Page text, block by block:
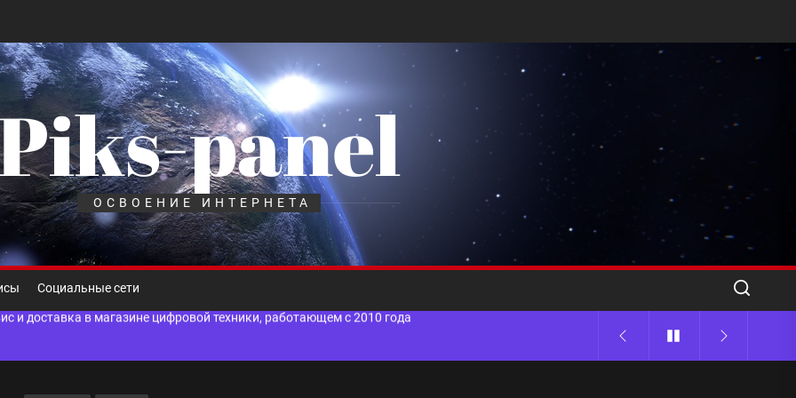
panel
ОСВОЕНИЕ ИНТЕРНЕТА
Социальные сети
принципы работы, риски и способы хранения криптовалют
для ногтевого сервиса, наращивания ресниц и депиляции
оптимизации для коммерческих веб-ресурсов
и доставка в магазине цифровой техники, работающем с 2010 года